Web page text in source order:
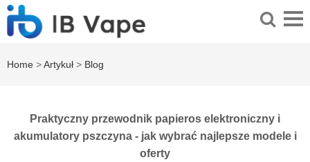
Home >Artykuł > Blog
Praktyczny przewodnik papieros elektroniczny i
akumulatory pszczyna - jak wybrać najlepsze modele i
oferty